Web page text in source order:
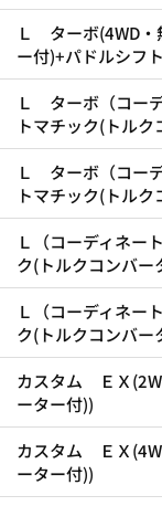
Ｌ ターボ(4WD・
ー付)+パドルシフ
Ｌ ターボ（コー
トマチック(トル
Ｌ ターボ（コー
トマチック(トル
Ｌ（コーディネー
ク(トルクコンバー
Ｌ（コーディネー
ク(トルクコンバー
カスタム ＥＸ
ーター付))
カスタム ＥＸ
ーター付))